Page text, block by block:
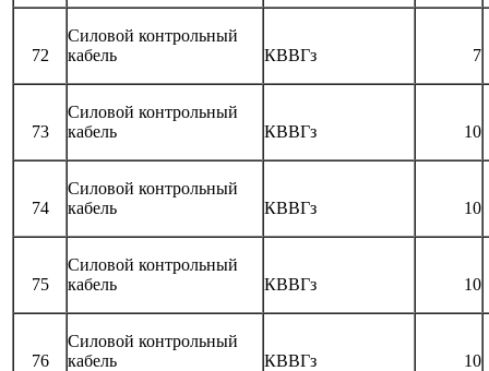
72
Силовой контрольный
кабель
КВВГз 7
73
Силовой контрольный
кабель
КВВГз 10
74
Силовой контрольный
кабель
КВВГз 10
75
Силовой контрольный
кабель
КВВГз 10
76
Силовой контрольный
кабель
КВВГз 10